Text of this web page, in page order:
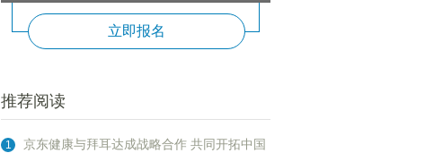
立即报名
推荐阅读
1
京东健康与拜耳达成战略合作 共同开拓中国